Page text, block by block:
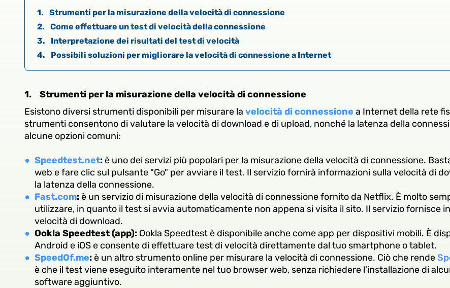
1.
Strumenti per la misurazione della velocità di connessione
2.
Come effettuare un test di velocità della connessione
3.
Interpretazione dei risultati del test di velocità
4.
Possibili soluzioni per migliorare la velocità di connessione a Internet
1.
Strumenti per la misurazione della velocità di connessione
Esistono diversi strumenti disponibili per misurare la velocità di connessione a Internet della rete
strumenti consentono di valutare la velocità di download e di upload, nonché la latenza della
alcune opzioni comuni:
Speedtest.net:è uno dei servizi più popolari per la misurazione della velocità di connessione.
web e fare clic sul pulsante "Go" per avviare il test. Il servizio fornirà informazioni sulla velocità di
la latenza della connessione.
Fast.com:è un servizio di misurazione della velocità di connessione fornito da Netflix. È molto
utilizzare, in quanto il test si avvia automaticamente non appena si visita il sito. Il servizio fornisce
velocità di download.
Ookla Speedtest (app):Ookla Speedtest è disponibile anche come app per dispositivi mobili. È
Android e iOS e consente di effettuare test di velocità direttamente dal tuo smartphone o tablet.
SpeedOf.me:è un altro strumento online per misurare la velocità di connessione. Ciò che rende
è che il test viene eseguito interamente nel tuo browser web, senza richiedere l'installazione di
software aggiuntivo.